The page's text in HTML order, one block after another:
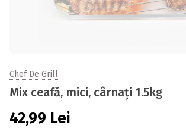
Chef De Grill
Mix ceafă, mici, cârnați 1.5kg
42,99 Lei